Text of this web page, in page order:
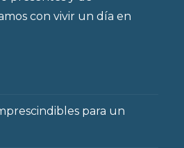
con vivir un día en
para un